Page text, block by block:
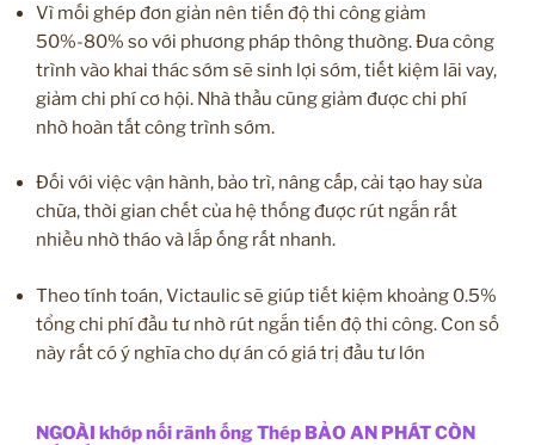
Vì mối ghép đơn giản nên tiến độ thi công giảm
50%-80% so với phương pháp thông thường. Đưa công
trình vào khai thác sớm sẽ sinh lợi sớm, tiết kiệm lãi vay,
giảm chi phí cơ hội. Nhà thầu cũng giảm được chi phí
nhờ hoàn tất công trình sớm.
Đối với việc vận hành, bảo trì, nâng cấp, cải tạo hay sửa
chữa, thời gian chết của hệ thống được rút ngắn rất
nhiều nhờ tháo và lắp ống rất nhanh.
Theo tính toán, Victaulic sẽ giúp tiết kiệm khoảng 0.5%
tổng chi phí đầu tư nhờ rút ngắn tiến độ thi công. Con số
này rất có ý nghĩa cho dự án có giá trị đầu tư lớn
NGOÀI khớp nối rãnh ống Thép BẢO AN PHÁT CÒN